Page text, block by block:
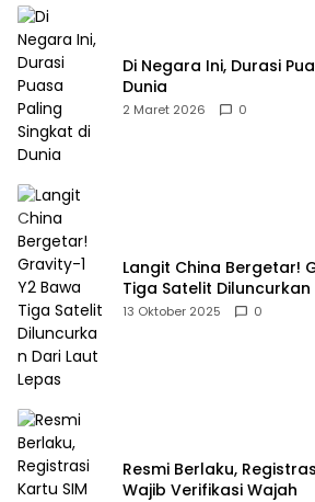
Di Negara Ini, Durasi
Dunia
2 Maret 2026 0
Langit China Bergetar!
Tiga Satelit Diluncurkan
13 Oktober 2025 0
Resmi Berlaku,
Wajib Verifikasi Wajah